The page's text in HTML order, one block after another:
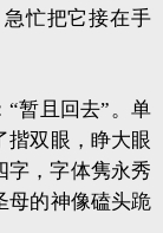
忙把它接在手
暂且回去”。 单
揩双眼，睁大眼
字，字体隽永秀
母的神像磕头跪